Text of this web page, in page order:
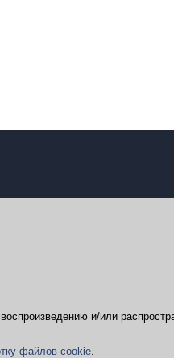
и/или
файлов cookie.